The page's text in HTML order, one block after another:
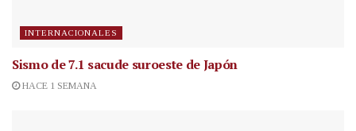
INTERNACIONALES
Sismo de 7.1 sacude suroeste de Japón
HACE 1 SEMANA